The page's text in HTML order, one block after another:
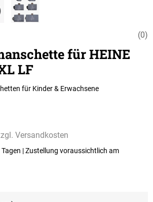
(0)
für HEINE
LF
für Kinder & Erwachsene
Versandkosten
| Zustellung voraussichtlich am